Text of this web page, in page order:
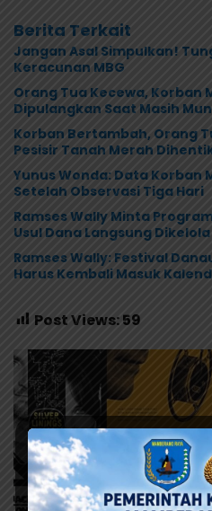
Berita Terkait
Jangan Asal Simpulkan!
Keracunan MBG
Orang Tua Kecewa, Korban
Dipulangkan Saat Masih
Korban Bertambah, Orang
Pesisir Tanah Merah
Yunus Wonda: Data Korban
Setelah Observasi Tiga Hari
Ramses Wally Minta
Usul Dana Langsung
Ramses Wally: Festival
Harus Kembali Masuk
Post Views:59